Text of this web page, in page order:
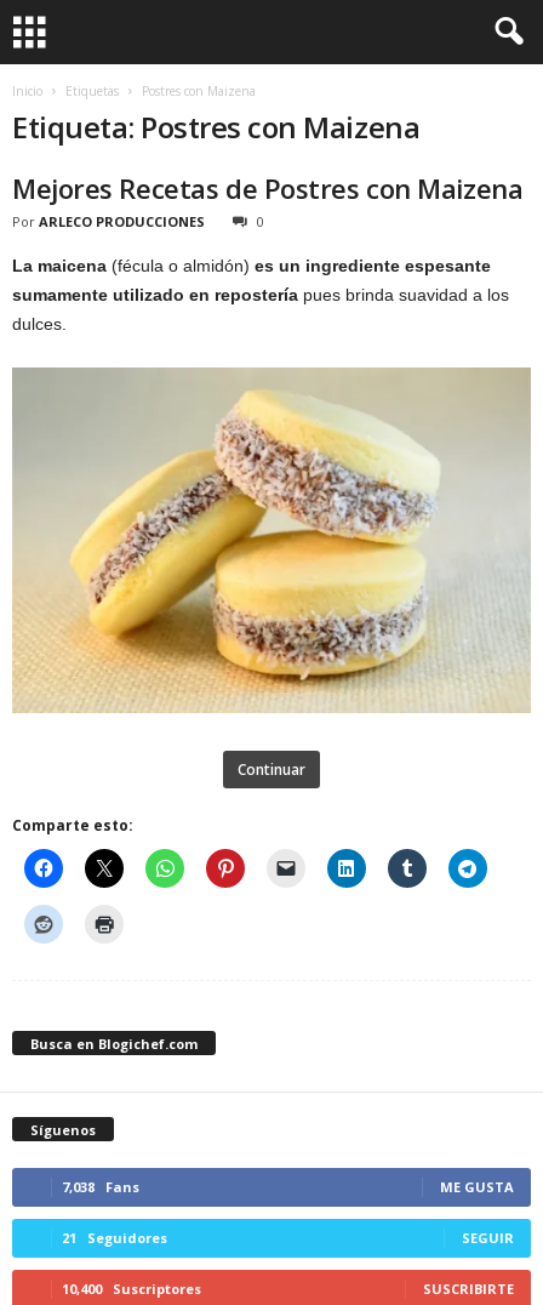
Inicio Etiquetas Postres con Maizena
Etiqueta: Postres con Maizena
Mejores Recetas de Postres con Maizena
Por ARLECO PRODUCCIONES 0
La maicena (fécula o almidón) es un ingrediente espesante
sumamente utilizado en repostería pues brinda suavidad a los
dulces.
Continuar
Comparte esto:
Busca en Blogichef.com
Síguenos
7,038 Fans ME GUSTA
21 Seguidores SEGUIR
10,400 Suscriptores SUSCRIBIRTE